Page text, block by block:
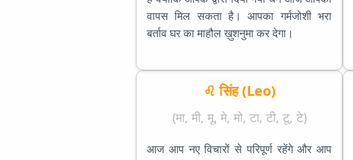
वापस मिल सकता है। आपका गर्मजोशी भरा
बर्ताव घर का माहौल ख़ुशनुमा कर देगा।
♌ सिंह (Leo)
(मा, मी, मू, मे, मो, टा, टी, टू, टे)
आज आप नए विचारों से परिपूर्ण रहेंगे और आप